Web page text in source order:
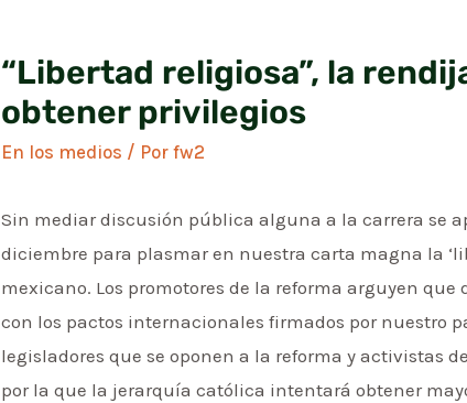
“Libertad religiosa”, la
obtener privilegios
En los medios / Porfw2
Sin mediar discusión pública alguna a la carrera se
diciembre para plasmar en nuestra carta magna la
mexicano. Los promotores de la reforma arguyen
con los pactos internacionales firmados por nuestro
legisladores que se oponen a la reforma y activistas
por la que la jerarquía católica intentará obtener